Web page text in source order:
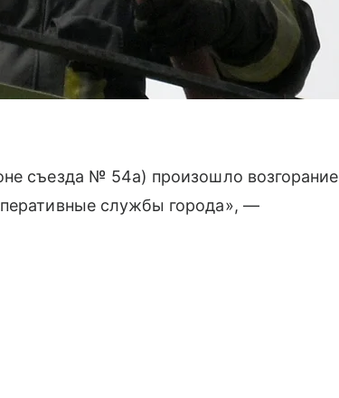
съезда № 54а) произошло возгорание
службы города», —